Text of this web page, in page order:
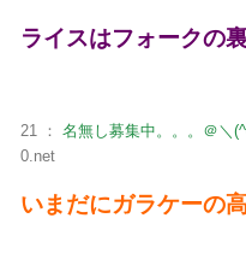
ライスはフォークの
21 ： 名無し募集中。。。＠＼
0.net
いまだにガラケーの